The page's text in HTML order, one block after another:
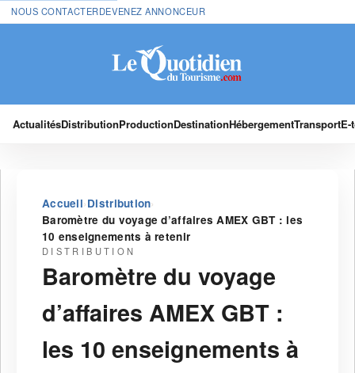
NOUS CONTACTERDEVENEZ ANNONCEUR
ActualitésDistributionProductionDestinationHébergementTransport
Accueil›Distribution›
Baromètre du voyage d’affaires AMEX GBT : les
10 enseignements à retenir
DISTRIBUTION
Baromètre du voyage
d’affaires AMEX GBT :
les 10 enseignements à